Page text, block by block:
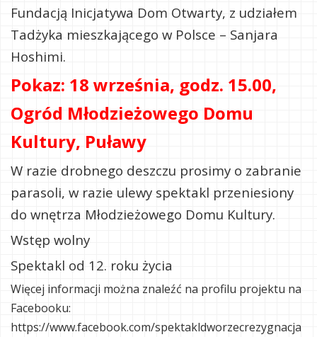
Fundacją Inicjatywa Dom Otwarty, z udziałem
Tadżyka mieszkającego w Polsce – Sanjara
Hoshimi.
Pokaz: 18 września, godz. 15.00,
Ogród Młodzieżowego Domu
Kultury, Puławy
W razie drobnego deszczu prosimy o zabranie
parasoli, w razie ulewy spektakl przeniesiony
do wnętrza Młodzieżowego Domu Kultury.
Wstęp wolny
Spektakl od 12. roku życia
Więcej informacji można znaleźć na profilu projektu na
Facebooku:
https://www.facebook.com/spektakldworzecrezygnacja